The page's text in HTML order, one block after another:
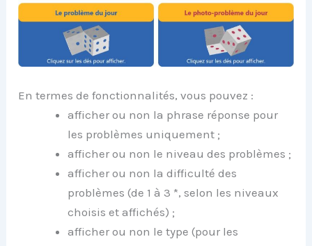
En termes de fonctionnalités, vous pouvez :
afficher ou non la phrase réponse pour
les problèmes uniquement ;
afficher ou non le niveau des problèmes ;
afficher ou non la difficulté des
problèmes (de 1 à 3 *, selon les niveaux
choisis et affichés) ;
afficher ou non le type (pour les